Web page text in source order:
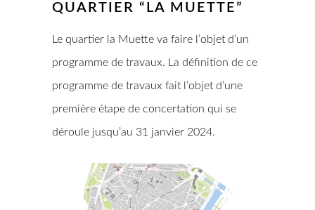
QUARTIER “LA MUETTE”
Le quartier la Muette va faire l’objet d’un
programme de travaux. La définition de ce
programme de travaux fait l’objet d’une
première étape de concertation qui se
déroule jusqu’au 31 janvier 2024.